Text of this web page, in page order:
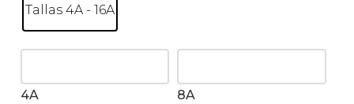
Tallas 4A - 16A
4A 8A